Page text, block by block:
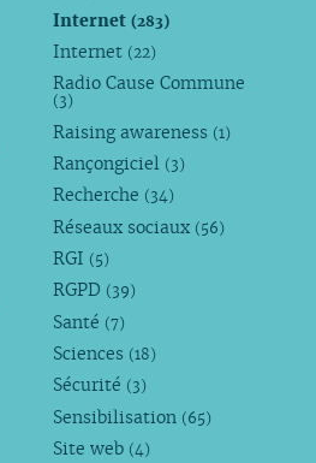
Internet(283)
Internet (22)
Radio Cause Commune
(3)
Raising awareness (1)
Rançongiciel (3)
Recherche (34)
Réseaux sociaux (56)
RGI (5)
RGPD (39)
Santé (7)
Sciences (18)
Sécurité (3)
Sensibilisation (65)
Site web (4)